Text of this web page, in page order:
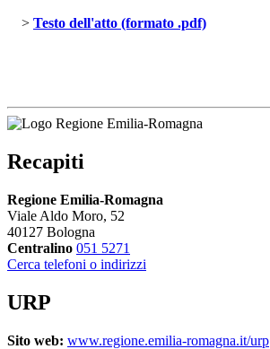
> Testo dell'atto (formato .pdf)
Recapiti
Regione Emilia-Romagna
Viale Aldo Moro, 52
40127 Bologna
Centralino 051 5271
Cerca telefoni o indirizzi
URP
Sito web: www.regione.emilia-romagna.it/urp